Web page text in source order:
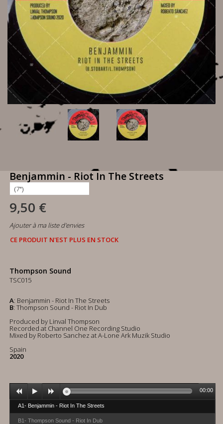
Benjammin - Riot In The Streets
9,50 €
Ajouter à ma liste d'envies
CE PRODUIT N'EST PLUS EN STOCK
Thompson Sound
TSC015
A: Benjammin - Riot In The Streets
B: Thompson Sound - Riot In Dub
Produced by Linval Thompson
Recorded at Channel One Recording Studio
Mixed by Roberto Sanchez at A-Lone Ark Muzik Studio
Spain
2020
A1- Benjammin - Riot In The Streets
B1- Thompson Sound - Riot In Dub
00:00